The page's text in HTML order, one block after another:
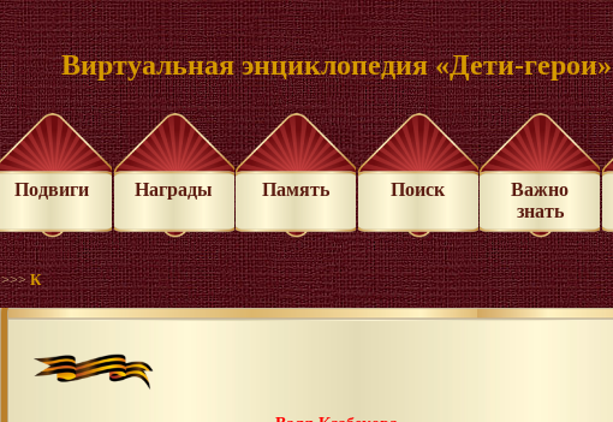
Виртуальная энциклопедия «Дети-герои»
Подвиги Награды Память Поиск
Важно
знать
>>>К